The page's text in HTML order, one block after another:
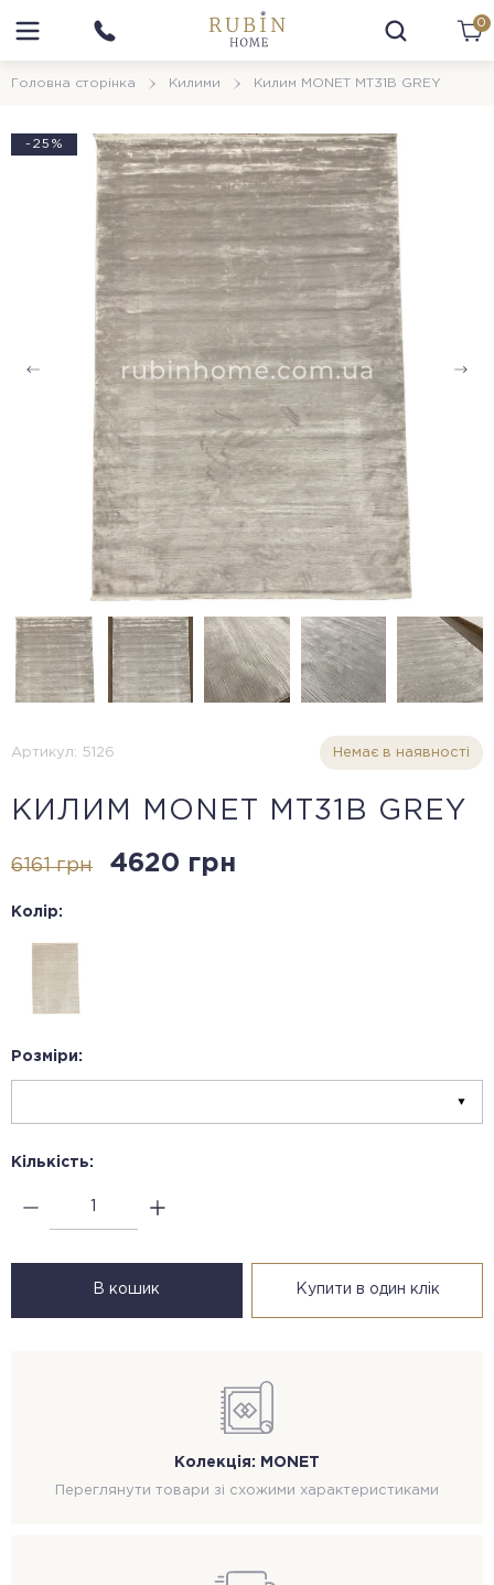
0
Головна сторінка Килими Килим MONET MT31B GREY
-25%
Артикул: 5126 Немає в наявності
КИЛИМ MONET MT31B GREY
6161 грн 4620 грн
Колір:
Розміри:
Кількість:
В кошик Купити в один клік
Колекція: MONET
Переглянути товари зі схожими характеристиками